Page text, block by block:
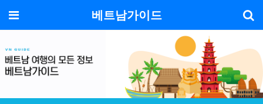
메뉴 베트남가이드